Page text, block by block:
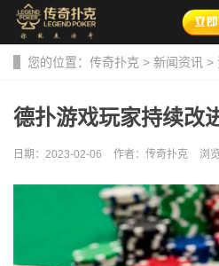
您的位置： 传奇扑克 > 新闻资讯 >
德扑游戏玩家持续改
日期：2023-02-06 作者：传奇扑克 浏览